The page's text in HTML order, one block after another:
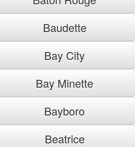
Baudette
Bay City
Bay Minette
Bayboro
Beatrice